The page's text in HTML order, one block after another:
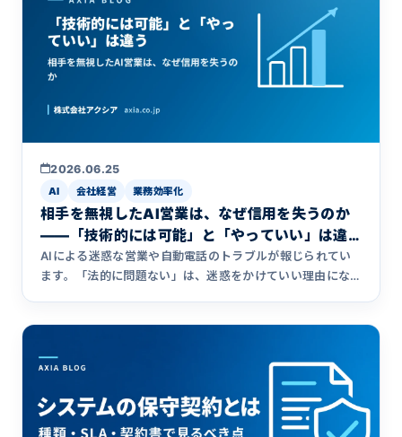
2026.06.25
AI 会社経営 業務効率化
相手を無視したAI営業は、なぜ信用を失うのか
――「技術的には可能」と「やっていい」は違
う
AIによる迷惑な営業や自動電話のトラブルが報じられてい
ます。「法的に問題ない」は、迷惑をかけていい理由にな